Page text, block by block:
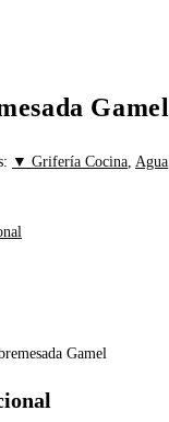
Gamel
▼ Grifería Cocina Agua
Gamel